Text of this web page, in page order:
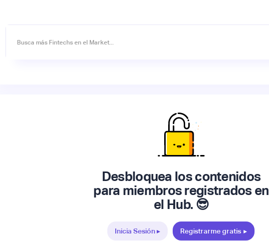
Desbloquea los contenidos
para miembros registrados en
el Hub. 😎
Inicia Sesión ▸ Registrarme gratis ▸